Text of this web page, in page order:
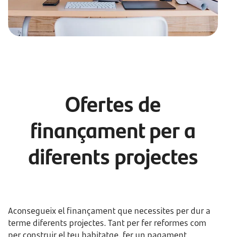
Ofertes de
finançament per a
diferents projectes
Aconsegueix el finançament que necessites per dur a
terme diferents projectes. Tant per fer reformes com